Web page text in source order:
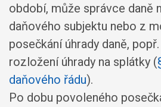
období, může správce daně
daňového subjektu nebo z
posečkání úhrady daně,
rozložení úhrady na splátky (
daňového řádu).
Po dobu povoleného